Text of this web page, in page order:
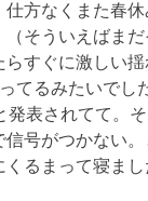
方なくまた春
そういえばま
ぐに激しい揺
てるみたいでし
表されてて。
号がつかない
るまって寝まし